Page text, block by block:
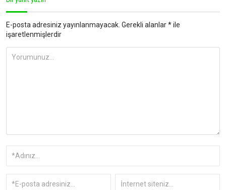
E-posta adresiniz yayınlanmayacak. Gerekli alanlar*ile
işaretlenmişlerdir